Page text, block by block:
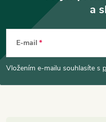
p
a
E-mail
Vložením e-mailu souhlasíte s